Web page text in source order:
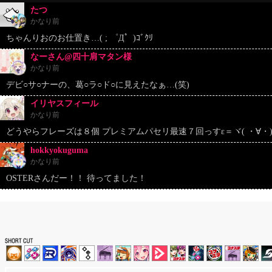
たつ
かなり前
ちゃんりおのお仕置き…( ; ゜Д゜)ｺﾞｸﾘ
なーさん@四十肩マタン様
かなり前
デビ○サ○ナーの、葛○ラ○ド○に見えたなぁ…(笑)
イリヤスフィール
かなり前
どうやらフレーズは８個 プレミアムパセリ最速７回っすε＝ヾ( ・∀・
hokkyokuguma
かなり前
OSTERさんだー！！ 待ってました！